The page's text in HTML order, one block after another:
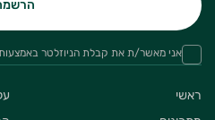
אני מאשר/ת את קבלת הניוזלטר באמצעות
ראשי